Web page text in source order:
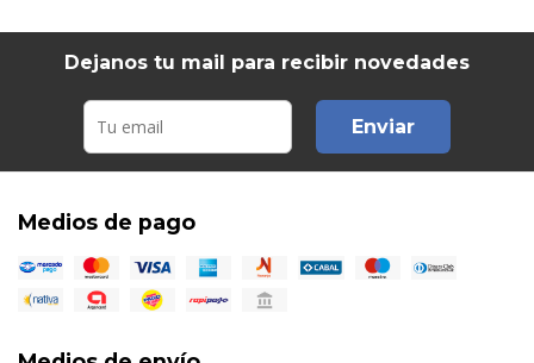
Dejanos tu mail para recibir novedades
Enviar
Medios de pago